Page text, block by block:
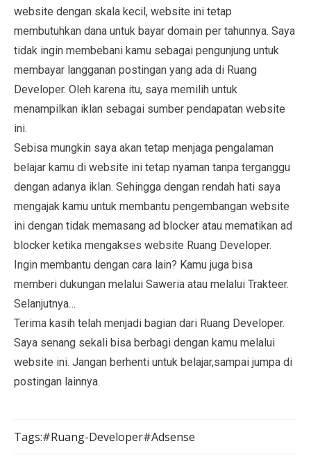
website dengan skala kecil, website ini tetap
membutuhkan dana untuk bayar domain per tahunnya. Saya
tidak ingin membebani kamu sebagai pengunjung untuk
membayar langganan postingan yang ada di Ruang
Developer. Oleh karena itu, saya memilih untuk
menampilkan iklan sebagai sumber pendapatan website
ini.
Sebisa mungkin saya akan tetap menjaga pengalaman
belajar kamu di website ini tetap nyaman tanpa terganggu
dengan adanya iklan. Sehingga dengan rendah hati saya
mengajak kamu untuk membantu pengembangan website
ini dengan tidak memasang ad blocker atau mematikan ad
blocker ketika mengakses website Ruang Developer.
Ingin membantu dengan cara lain? Kamu juga bisa
memberi dukungan melalui Saweria atau melalui Trakteer.
Selanjutnya…
Terima kasih telah menjadi bagian dari Ruang Developer.
Saya senang sekali bisa berbagi dengan kamu melalui
website ini. Jangan berhenti untuk belajar,sampai jumpa di
postingan lainnya.
Tags:#Ruang-Developer#Adsense